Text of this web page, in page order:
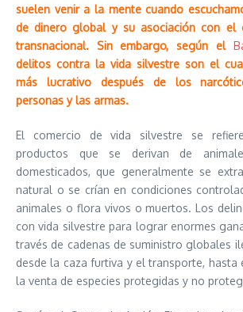
suelen venir a la mente cuando
de dinero global y su asociación con el
transnacional. Sin embargo, según el
delitos contra la vida silvestre son el
más lucrativo después de los
personas y las armas.
El comercio de vida silvestre se
productos que se derivan de
domesticados, que generalmente se
natural o se crían en condiciones
animales o flora vivos o muertos. Los
con vida silvestre para lograr enormes
través de cadenas de suministro globales
desde la caza furtiva y el transporte, hasta
la venta de especies protegidas y no